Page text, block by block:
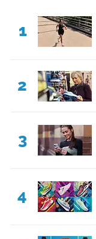
1
2
3
4